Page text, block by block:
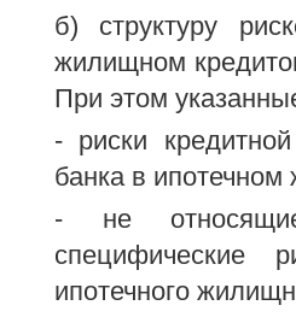
б) структуру
жилищном
При этом
- риски
банка в
- не
специфические
ипотечного